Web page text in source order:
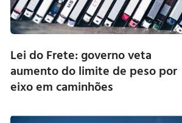
Lei do Frete: governo veta
aumento do limite de peso por
eixo em caminhões